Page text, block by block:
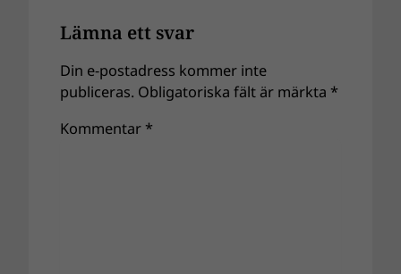
Lämna ett svar
Din e-postadress kommer inte
publiceras. Obligatoriska fält är märkta *
Kommentar *